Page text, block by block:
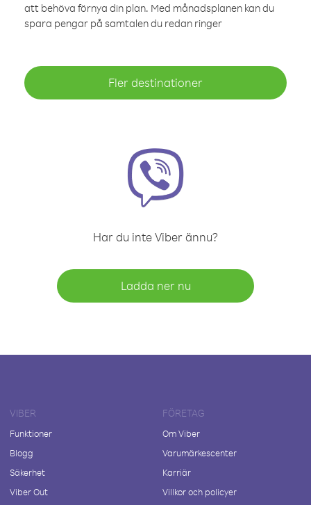
att behöva förnya din plan. Med månadsplanen kan du
spara pengar på samtalen du redan ringer
Fler destinationer
Har du inte Viber ännu?
Ladda ner nu
VIBER
Funktioner
Blogg
Säkerhet
Viber Out
FÖRETAG
Om Viber
Varumärkescenter
Karriär
Villkor och policyer